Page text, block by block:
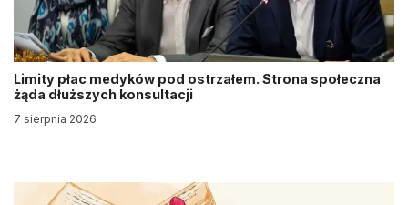
Limity płac medyków pod ostrzałem. Strona społeczna
żąda dłuższych konsultacji
7 sierpnia 2026